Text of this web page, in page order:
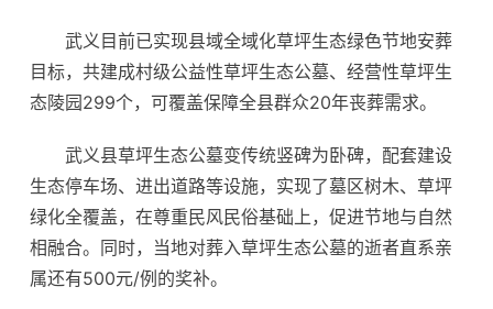
武义目前已实现县域全域化草坪生态绿色节地安葬
目标，共建成村级公益性草坪生态公墓、经营性草坪生
态陵园299个，可覆盖保障全县群众20年丧葬需求。
武义县草坪生态公墓变传统竖碑为卧碑，配套建设
生态停车场、进出道路等设施，实现了墓区树木、草坪
绿化全覆盖，在尊重民风民俗基础上，促进节地与自然
相融合。同时，当地对葬入草坪生态公墓的逝者直系亲
属还有500元/例的奖补。